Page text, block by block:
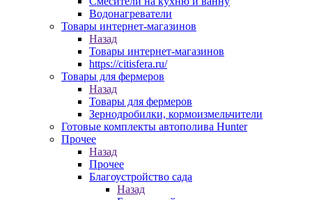
Водонагреватели
Товары интернет-магазинов
Назад
Товары интернет-магазинов
https://citisfera.ru/
Товары для фермеров
Назад
Товары для фермеров
Зернодробилки, кормоизмельчители
Готовые комплекты автополива Hunter
Прочее
Назад
Прочее
Благоустройство сада
Назад